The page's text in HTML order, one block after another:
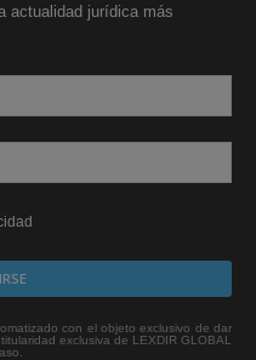
actualidad jurídica más
con el objeto exclusivo de dar
exclusiva de LEXDIR GLOBAL